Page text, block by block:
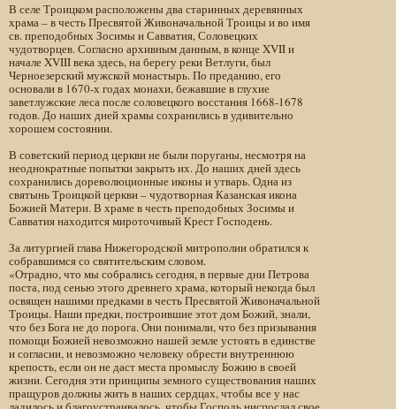
В селе Троицком расположены два старинных деревянных
храма – в честь Пресвятой Живоначальной Троицы и во имя
св. преподобных Зосимы и Савватия, Соловецких
чудотворцев. Согласно архивным данным, в конце XVII и
начале XVIII века здесь, на берегу реки Ветлуги, был
Черноезерский мужской монастырь. По преданию, его
основали в 1670-х годах монахи, бежавшие в глухие
заветлужские леса после соловецкого восстания 1668-1678
годов. До наших дней храмы сохранились в удивительно
хорошем состоянии.
В советский период церкви не были поруганы, несмотря на
неоднократные попытки закрыть их. До наших дней здесь
сохранились дореволюционные иконы и утварь. Одна из
святынь Троицкой церкви – чудотворная Казанская икона
Божией Матери. В храме в честь преподобных Зосимы и
Савватия находится мироточивый Крест Господень.
За литургией глава Нижегородской митрополии обратился к
собравшимся со святительским словом.
«Отрадно, что мы собрались сегодня, в первые дни Петрова
поста, под сенью этого древнего храма, который некогда был
освящен нашими предками в честь Пресвятой Живоначальной
Троицы. Наши предки, построившие этот дом Божий, знали,
что без Бога не до порога. Они понимали, что без призывания
помощи Божией невозможно нашей земле устоять в единстве
и согласии, и невозможно человеку обрести внутреннюю
крепость, если он не даст места промыслу Божию в своей
жизни. Сегодня эти принципы земного существования наших
пращуров должны жить в наших сердцах, чтобы все у нас